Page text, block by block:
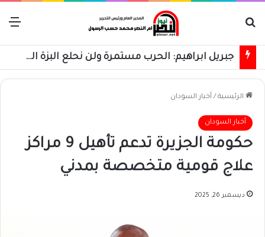
جبريل ابراهيم: الحرب مستمرة ولن نحلع البزة العسكرية حتى استعادة كامل البلاد
الرئيسية / أخبار السودان
أخبار السودان
حكومة الجزيرة تدعم تأهيل 9 مراكز
علاج قومية متخصصة بمدني
ديسمبر 26, 2025